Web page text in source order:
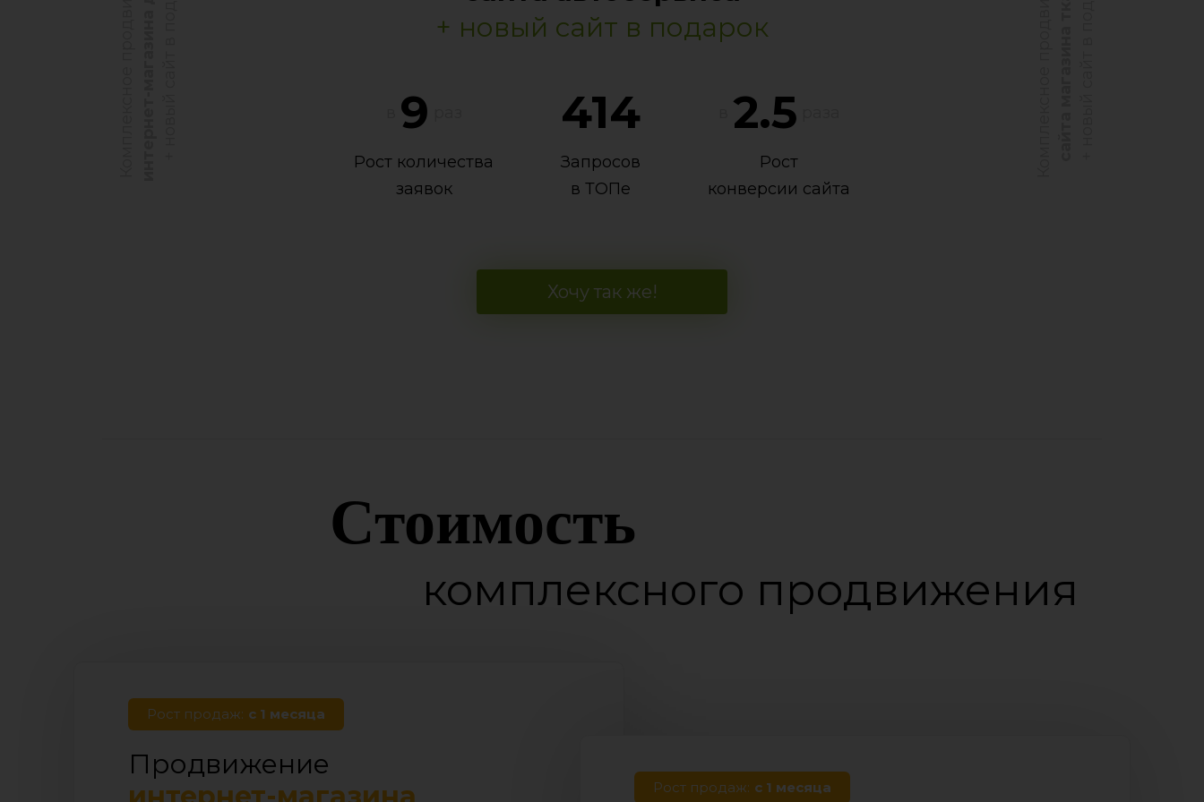
+ новый сайт в подарок
9
Рост количества
заявок
414
Запросов
в ТОПе
2.5
Рост
конверсии сайта
Хочу так же!
Стоимость
комплексного продвижения
Рост продаж: с 1 месяца
Продвижение
Рост продаж: с 1 месяца